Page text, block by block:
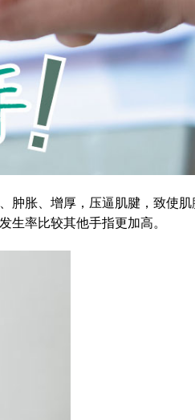
肿胀、增厚，压逼肌腱，致使
生率比较其他手指更加高。